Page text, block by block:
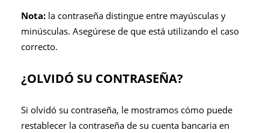
Nota: la contraseña distingue entre mayúsculas y
minúsculas. Asegúrese de que está utilizando el caso
correcto.
¿OLVIDÓ SU CONTRASEÑA?
Si olvidó su contraseña, le mostramos cómo puede
restablecer la contraseña de su cuenta bancaria en